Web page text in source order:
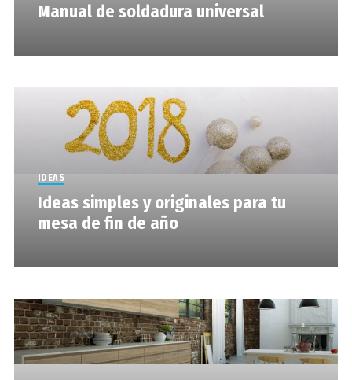
Manual de soldadura universal
IDEAS
Ideas simples y originales para tu
mesa de fin de año